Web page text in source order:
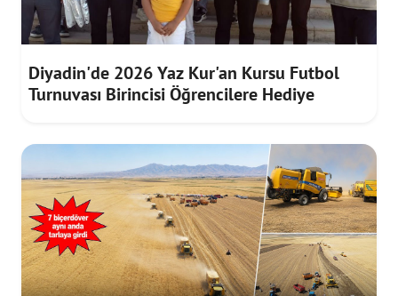
Diyadin'de 2026 Yaz Kur'an Kursu Futbol
Turnuvası Birincisi Öğrencilere Hediye